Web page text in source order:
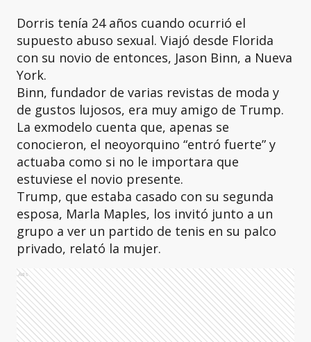
Dorris tenía 24 años cuando ocurrió el
supuesto abuso sexual. Viajó desde Florida
con su novio de entonces, Jason Binn, a Nueva
York.
Binn, fundador de varias revistas de moda y
de gustos lujosos, era muy amigo de Trump.
La exmodelo cuenta que, apenas se
conocieron, el neoyorquino “entró fuerte” y
actuaba como si no le importara que
estuviese el novio presente.
Trump, que estaba casado con su segunda
esposa, Marla Maples, los invitó junto a un
grupo a ver un partido de tenis en su palco
privado, relató la mujer.
Ads